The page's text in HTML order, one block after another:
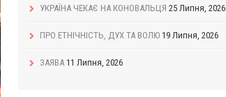
УКРАЇНА ЧЕКАЄ НА КОНОВАЛЬЦЯ 25 Липня, 2026
ПРО ЕТНІЧНІСТЬ, ДУХ ТА ВОЛЮ 19 Липня, 2026
ЗАЯВА 11 Липня, 2026